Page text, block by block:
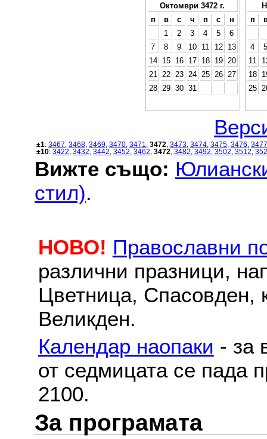
Октомври 3472 г.
п
в с ч п с
н
1
2 3 4 5
6
7
8 9 10 11 12
13
14
15 16 17 18 19
20
21
22 23 24 25 26
27
28
29 30 31
п
4
5
11
18
25
±1: 3467 3468 3469 3470 3471 3472 3473 3474 3475 3476 3477
±10: 3422 3432 3442 3452 3462 3472 3482 3492 3502 3512
Вижте също:
стил).
НОВО! Православни
различни празници,
Цветница, Спасовден,
Великден.
Календар наопаки - за
от седмицата се пада
2100.
За програмата